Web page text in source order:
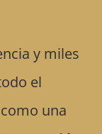
y miles
el
una